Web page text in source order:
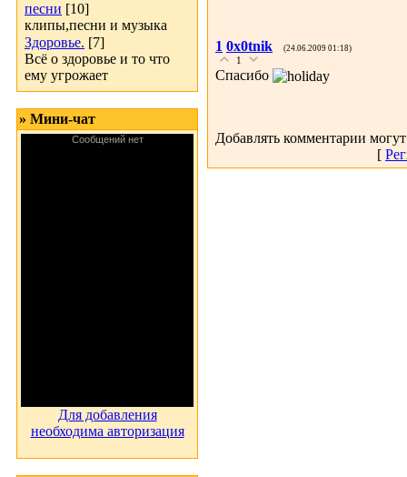
песни [10]
клипы,песни и музыка
Здоровье. [7]
Всё о здоровье и то что
ему угрожает
» Мини-чат
Для добавления
необходима авторизация
1 0x0tnik (24.06.2009 01:18)
1
Спасибо
Добавлять комментарии
[